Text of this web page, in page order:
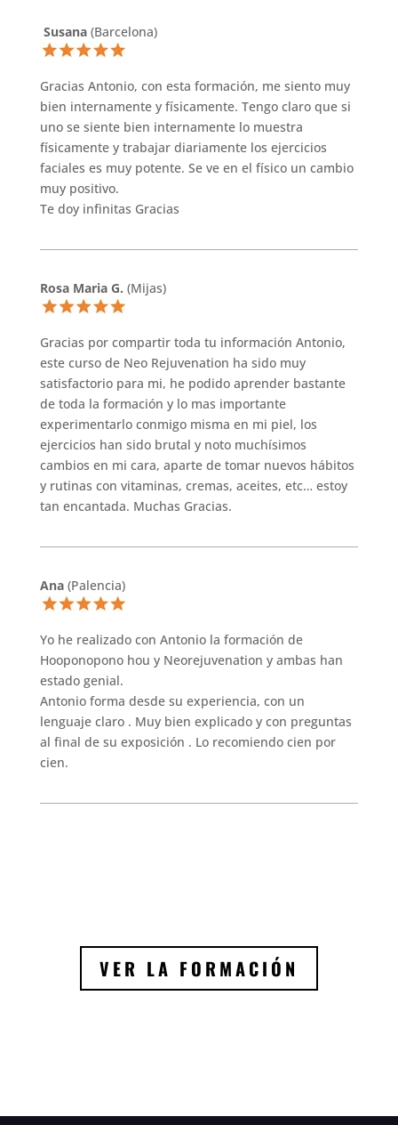
Susana (Barcelona)
Gracias Antonio, con esta formación, me siento muy
bien internamente y físicamente. Tengo claro que si
uno se siente bien internamente lo muestra
físicamente y trabajar diariamente los ejercicios
faciales es muy potente. Se ve en el físico un cambio
muy positivo.
Te doy infinitas Gracias
Rosa Maria G. (Mijas)
Gracias por compartir toda tu información Antonio,
este curso de Neo Rejuvenation ha sido muy
satisfactorio para mi, he podido aprender bastante
de toda la formación y lo mas importante
experimentarlo conmigo misma en mi piel, los
ejercicios han sido brutal y noto muchísimos
cambios en mi cara, aparte de tomar nuevos hábitos
y rutinas con vitaminas, cremas, aceites, etc… estoy
tan encantada. Muchas Gracias.
Ana (Palencia)
Yo he realizado con Antonio la formación de
Hooponopono hou y Neorejuvenation y ambas han
estado genial.
Antonio forma desde su experiencia, con un
lenguaje claro . Muy bien explicado y con preguntas
al final de su exposición . Lo recomiendo cien por
cien.
VER LA FORMACIÓN